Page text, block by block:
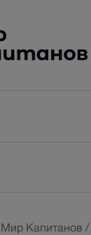
Мир Капитанов /